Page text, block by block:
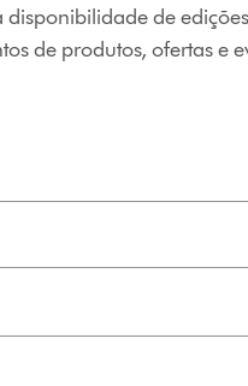
de
de produtos, ofertas e